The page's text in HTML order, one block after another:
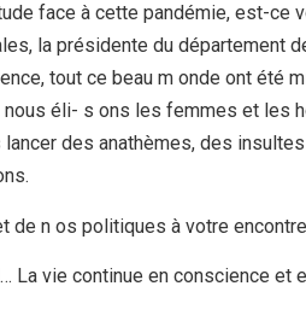
face à cette pandémie, est-ce
la présidente du département
tout ce beau m onde ont été
nous éli- s ons les femmes et les
des anathèmes, des
de n os politiques à votre
vie continue en conscience et